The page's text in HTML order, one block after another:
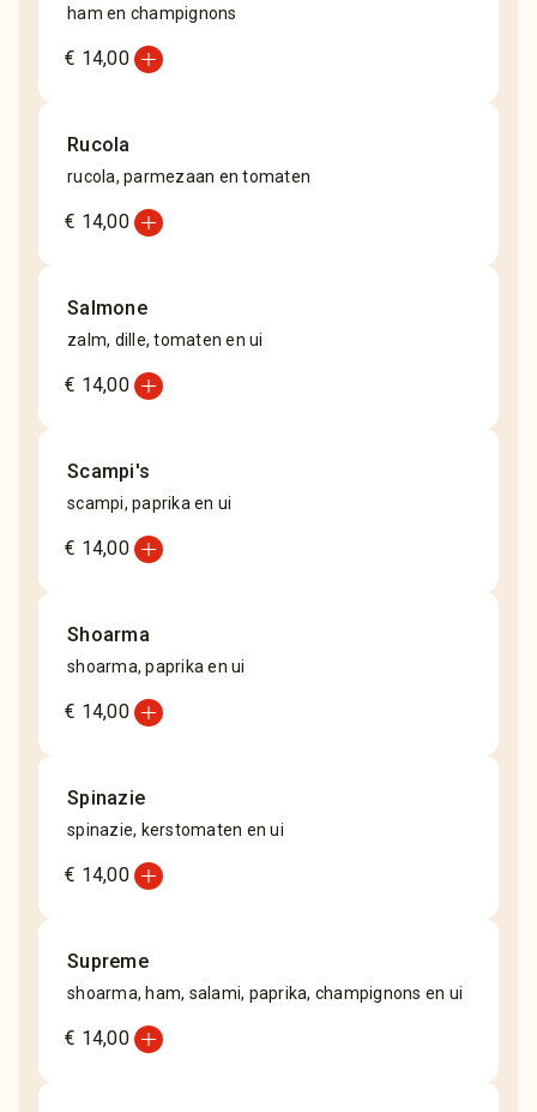
ham en champignons
€ 14,00add_circle
Rucola
rucola, parmezaan en tomaten
€ 14,00add_circle
Salmone
zalm, dille, tomaten en ui
€ 14,00add_circle
Scampi's
scampi, paprika en ui
€ 14,00add_circle
Shoarma
shoarma, paprika en ui
€ 14,00add_circle
Spinazie
spinazie, kerstomaten en ui
€ 14,00add_circle
Supreme
shoarma, ham, salami, paprika, champignons en ui
€ 14,00add_circle